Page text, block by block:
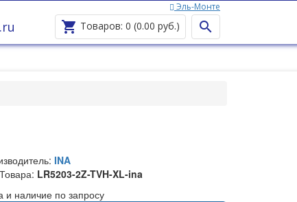
Эль-Монте
Ваш город —Эль-Монте?
 Товаров: 0 (0.00 руб.) 
INA
LR5203-2Z-TVH-XL-ina
и наличие по запросу